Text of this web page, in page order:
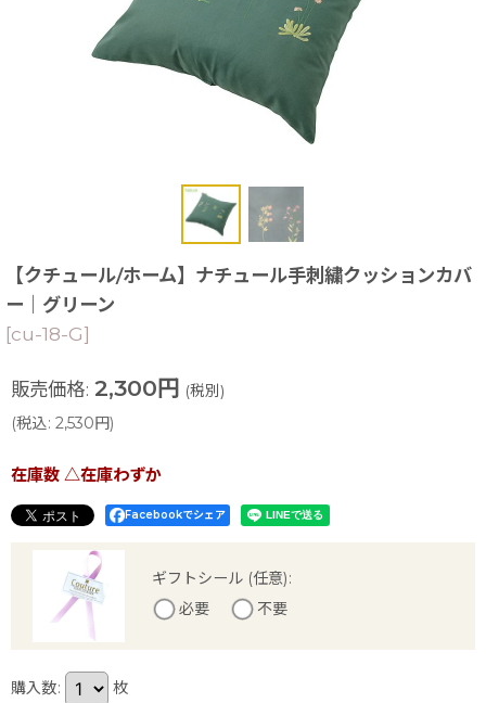
【クチュール/ホーム】ナチュール手刺繍クッションカバ
ー｜グリーン
[cu-18-G]
販売価格: 2,300円 (税別)
(税込: 2,530円)
在庫数 △在庫わずか
Facebookでシェア
ギフトシール (任意):
必要
不要
購入数: 枚